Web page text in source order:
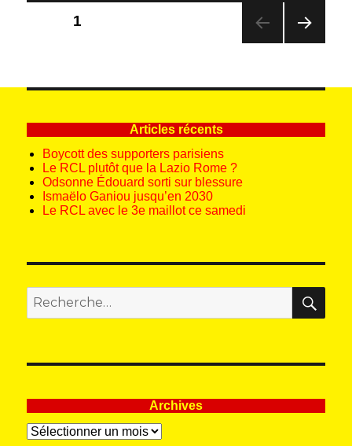
Pagination
1
ANT
Articles récents
Boycott des supporters parisiens
Le RCL plutôt que la Lazio Rome ?
Odsonne Édouard sorti sur blessure
Ismaëlo Ganiou jusqu’en 2030
Le RCL avec le 3e maillot ce samedi
Recherche
pour
:
Archives
Archives